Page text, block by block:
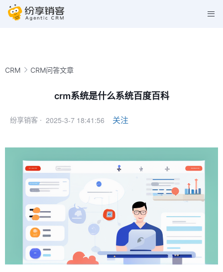
CRM CRM问答文章
crm系统是什么系统百度百科
纷享销客 · 2025-3-7 18:41:56 关注